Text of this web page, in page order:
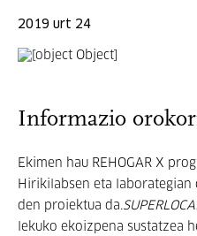
2019 urt 24
Informazio
Ekimen hau REHOGAR X
Hirikilabsen eta laborategian
den proiektua da.
lekuko ekoizpena sustatzea